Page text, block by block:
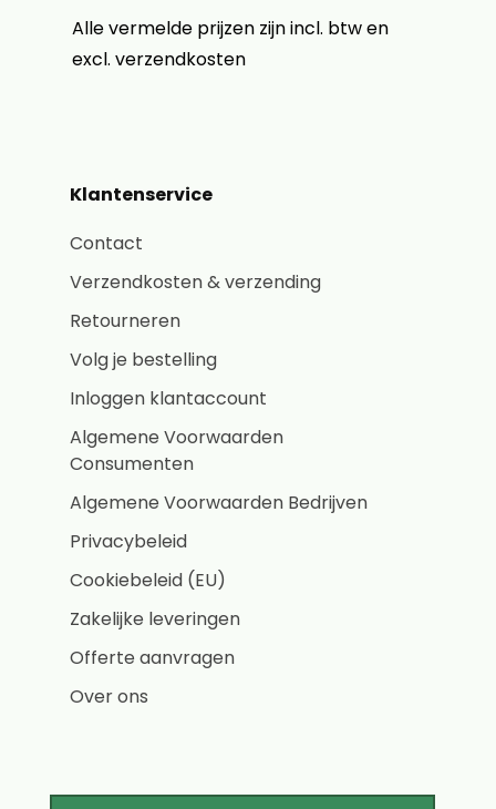
Alle vermelde prijzen zijn incl. btw en
excl. verzendkosten
Klantenservice
Contact
Verzendkosten & verzending
Retourneren
Volg je bestelling
Inloggen klantaccount
Algemene Voorwaarden
Consumenten
Algemene Voorwaarden Bedrijven
Privacybeleid
Cookiebeleid (EU)
Zakelijke leveringen
Offerte aanvragen
Over ons